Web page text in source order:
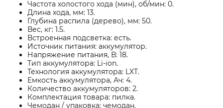
Частота холостого хода (мин), об/мин: 0.
Длина хода, мм: 13.
Глубина распила (дерево), мм: 50.
Вес, кг: 1.5.
Встроенная подсветка: есть.
Источник питания: аккумулятор.
Напряжение питания, В: 18.
Тип аккумулятора: Li-ion.
Технология аккумулятора: LXT.
Емкость аккумулятора, Ач: 4.
Количество аккумуляторов: 2.
Комплектация товара: пилка.
Чемодан / упаковка: чемодан.